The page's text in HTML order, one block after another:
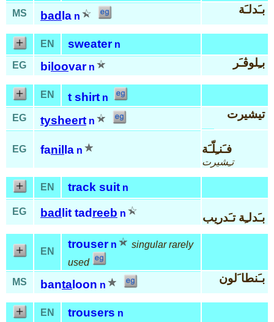
MS
bad la n
بـَدلـَة
EN sweater n
EG
bi loovar n بـِلوڤـَر
EN t shirt n
EG
tysheert n
تيشيرت
EG fanil la n فـَنـِلّـَة
تـِشيرت
EN track suit n
EG bad lit tad reeb n بـَدلـِة تـَدريب
EN
trouser n
singular rarely
used
MS
banta loon n
بـَنطا َلون
EN trousers n